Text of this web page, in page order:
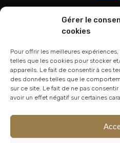
Gérer le
cookies
Pour offrir les meilleures
telles que les cookies pour stocker
appareils. Le fait de consentir à ces
des données telles que le
sur ce site. Le fait de ne pas
avoir un effet négatif sur certaines